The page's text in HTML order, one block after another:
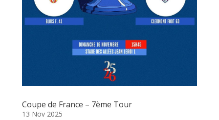
Coupe de France – 7ème Tour
13 Nov 2025